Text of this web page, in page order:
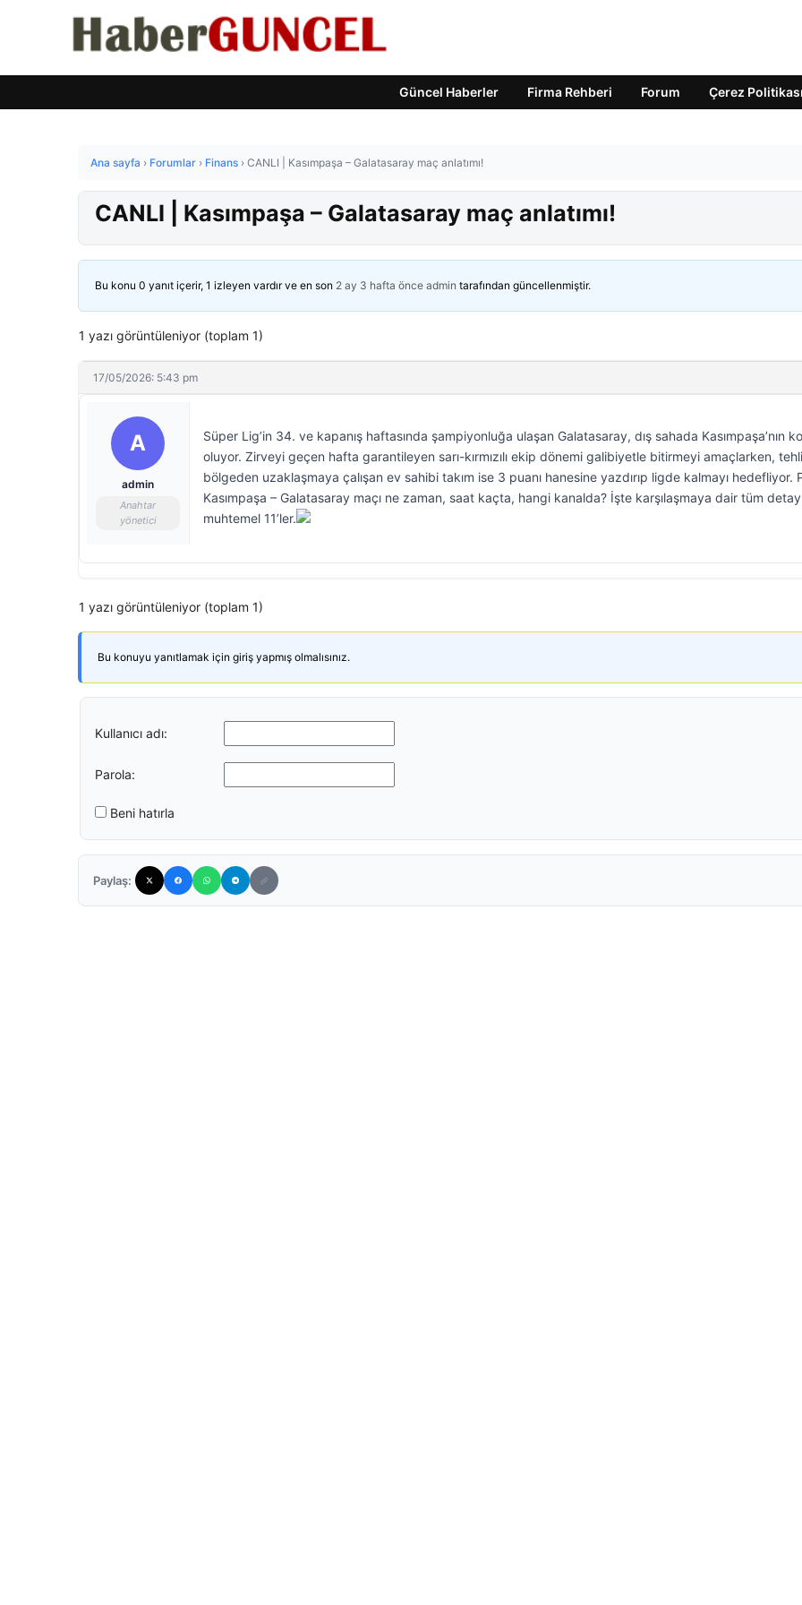
Güncel Haberler Firma Rehberi Forum Çerez Politikası
Ana sayfa › Forumlar › Finans › CANLI | Kasımpaşa – Galatasaray maç anlatımı!
CANLI | Kasımpaşa – Galatasaray maç anlatımı!
Bu konu 0 yanıt içerir, 1 izleyen vardır ve en son 2 ay 3 hafta önce admin tarafından güncellenmiştir.
1 yazı görüntüleniyor (toplam 1)
17/05/2026: 5:43 pm
A
admin
Anahtar
yönetici
Süper Lig’in 34. ve kapanış haftasında şampiyonluğa ulaşan Galatasaray, dış sahada Kasımpaşa’nın
oluyor. Zirveyi geçen hafta garantileyen sarı-kırmızılı ekip dönemi galibiyetle bitirmeyi amaçlarken,
bölgeden uzaklaşmaya çalışan ev sahibi takım ise 3 puanı hanesine yazdırıp ligde kalmayı hedefliyor.
Kasımpaşa – Galatasaray maçı ne zaman, saat kaçta, hangi kanalda? İşte karşılaşmaya dair tüm
muhtemel 11’ler.
1 yazı görüntüleniyor (toplam 1)
Bu konuyu yanıtlamak için giriş yapmış olmalısınız.
Kullanıcı adı:
Parola:
Beni hatırla
Paylaş: